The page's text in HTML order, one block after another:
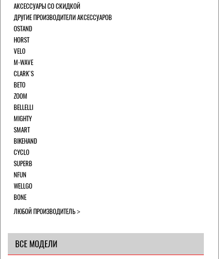
АКСЕССУАРЫ СО СКИДКОЙ
ДРУГИЕ ПРОИЗВОДИТЕЛИ АКСЕССУАРОВ
OSTAND
HORST
VELO
M-WAVE
CLARK`S
BETO
ZOOM
BELLELLI
MIGHTY
SMART
BIKEHAND
CYCLO
SUPERB
NFUN
WELLGO
BONE
ЛЮБОЙ ПРОИЗВОДИТЕЛЬ
ВСЕ МОДЕЛИ